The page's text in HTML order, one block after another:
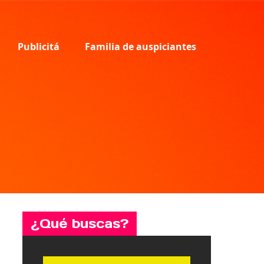
Publicitá Familia de auspiciantes
¿Qué buscas?